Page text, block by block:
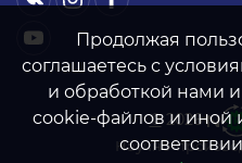
наложения досок.
3. Надежная работа в
Прочная конструкция
производительность и
©2026
Научно-
Продолжая
соглашаетесь с
и обработкой нами
cookie-файлов и иной